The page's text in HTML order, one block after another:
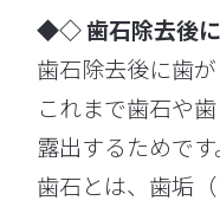
◆◇ 歯石除去後に
歯石除去後に歯
これまで歯石や
露出するためです
歯石とは、歯垢